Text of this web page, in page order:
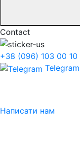
Contact
+38 (096) 103 00 10
Telegram
Написати нам